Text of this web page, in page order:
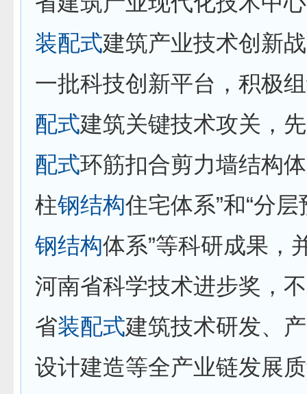
装配式建筑产业技术创新
一批科技创新平台，积极
配式建筑关键技术攻关，
配式环筋扣合剪力墙结构体
柱钢结构住宅体系”和“分层
钢结构体系”等科研成果，
河南省科学技术进步奖，
省装配式建筑技术研发、
设计建造等全产业链发展